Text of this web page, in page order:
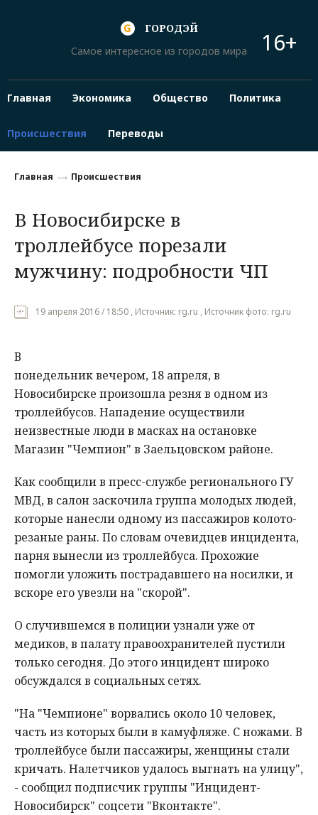
ГОРОДЭЙ
Самое интересное из городов мира
16+
Главная Экономика Общество Политика
Происшествия Переводы
Главная Происшествия
В Новосибирске в
троллейбусе порезали
мужчину: подробности ЧП
19 апреля 2016 / 18:50 , Источник: rg.ru , Источник фото: rg.ru
В
понедельник вечером, 18 апреля, в
Новосибирске произошла резня в одном из
троллейбусов. Нападение осуществили
неизвестные люди в масках на остановке
Магазин "Чемпион" в Заельцовском районе.
Как сообщили в пресс-службе регионального ГУ
МВД, в салон заскочила группа молодых людей,
которые нанесли одному из пассажиров колото-
резаные раны. По словам очевидцев инцидента,
парня вынесли из троллейбуса. Прохожие
помогли уложить пострадавшего на носилки, и
вскоре его увезли на "скорой".
О случившемся в полиции узнали уже от
медиков, в палату правоохранителей пустили
только сегодня. До этого инцидент широко
обсуждался в социальных сетях.
"На "Чемпионе" ворвались около 10 человек,
часть из которых были в камуфляже. С ножами. В
троллейбусе были пассажиры, женщины стали
кричать. Налетчиков удалось выгнать на улицу",
- сообщил подписчик группы "Инцидент-
Новосибирск" соцсети "Вконтакте".